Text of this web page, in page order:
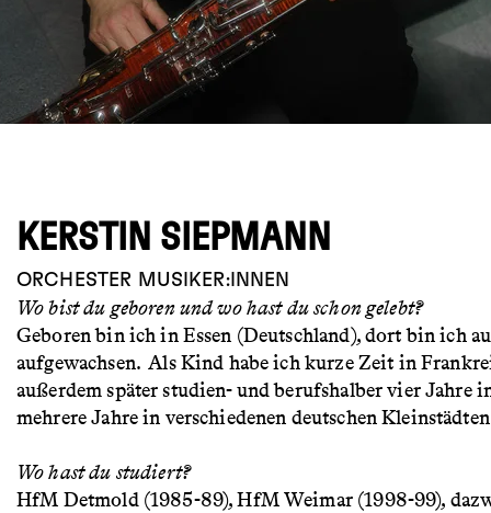
KERSTIN SIEPMANN
ORCHESTER MUSIKER:INNEN
Wo bist du geboren und wo hast du schon gelebt?
Geboren bin ich in Essen (Deutschland), dort bin ich
aufgewachsen. Als Kind habe ich kurze Zeit in
außerdem später studien- und berufshalber vier Jahre
mehrere Jahre in verschiedenen deutschen
Wo hast du studiert?
HfM Detmold (1985-89), HfM Weimar (1998-99),